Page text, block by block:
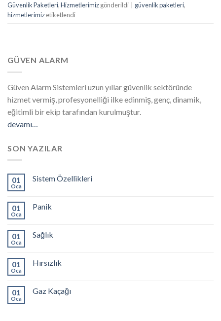
Güvenlik Paketleri,Hizmetlerimizgönderildi | güvenlik paketleri,
hizmetlerimizetiketlendi
GÜVEN ALARM
Güven Alarm Sistemleri uzun yıllar güvenlik sektöründe
hizmet vermiş, profesyonelliği ilke edinmiş, genç, dinamik,
eğitimli bir ekip tarafından kurulmuştur.
devamı…
SON YAZILAR
01
Oca
Sistem Özellikleri
01
Oca
Panik
01
Oca
Sağlık
01
Oca
Hırsızlık
01
Oca
Gaz Kaçağı